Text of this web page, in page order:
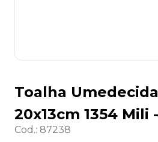
Toalha
20x13cm 1354 Mili
Cod.: 87238